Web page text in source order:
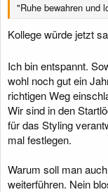
"Ruhe bewahren und
Kollege würde jetzt
Ich bin entspannt.
wohl noch gut ein
richtigen Weg
Wir sind in den
für das Styling
mal festlegen.
Warum soll man
weiterführen. Nein